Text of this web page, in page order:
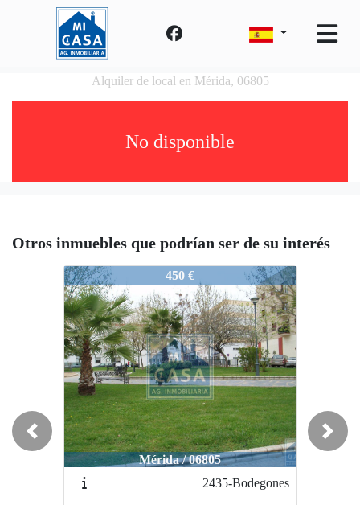
Alquiler de local en Mérida, 06805
No disponible
Otros inmuebles que podrían ser de su interés
1937-LOCALAVDALUSITANIAOFIC
450 €
Mérida / 06805
2435-Bodegones
Previous Next